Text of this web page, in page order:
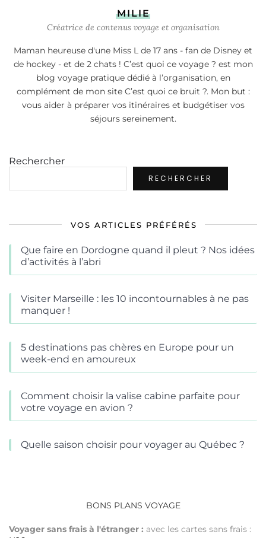
MILIE
Créatrice de contenus voyage et organisation
Maman heureuse d'une Miss L de 17 ans - fan de Disney et
de hockey - et de 2 chats ! C’est quoi ce voyage ? est mon
blog voyage pratique dédié à l’organisation, en
complément de mon site C’est quoi ce bruit ?. Mon but :
vous aider à préparer vos itinéraires et budgétiser vos
séjours sereinement.
Rechercher
RECHERCHER
VOS ARTICLES PRÉFÉRÉS
Que faire en Dordogne quand il pleut ? Nos idées
d’activités à l’abri
Visiter Marseille : les 10 incontournables à ne pas
manquer !
5 destinations pas chères en Europe pour un
week-end en amoureux
Comment choisir la valise cabine parfaite pour
votre voyage en avion ?
Quelle saison choisir pour voyager au Québec ?
BONS PLANS VOYAGE
Voyager sans frais à l'étranger : avec les cartes sans frais :